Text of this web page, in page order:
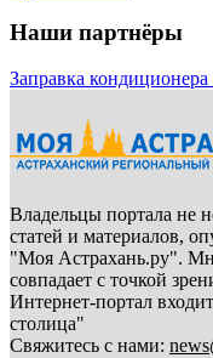
Наши партнёры
Заправка
Владельцы портала не
статей и материалов,
"Моя Астрахань.ру".
совпадает с точкой
Интернет-портал
столица"
Свяжитесь с нами: